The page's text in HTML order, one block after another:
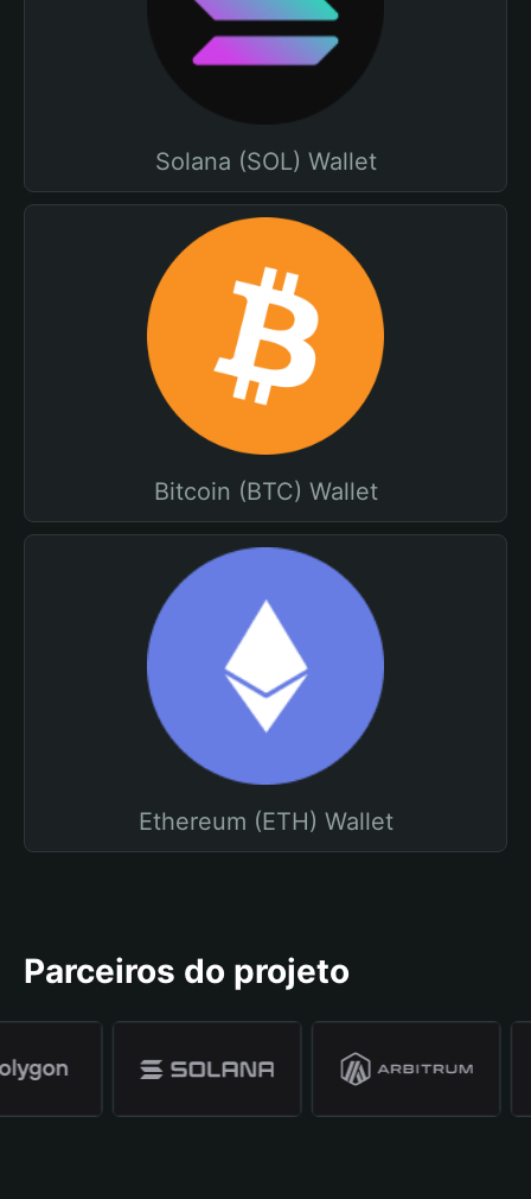
Solana (SOL) Wallet
Bitcoin (BTC) Wallet
Ethereum (ETH) Wallet
Parceiros do projeto